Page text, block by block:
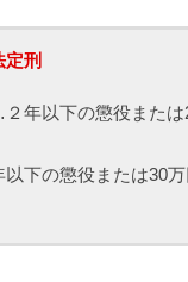
刑
年以下の懲役または
下の懲役または30万